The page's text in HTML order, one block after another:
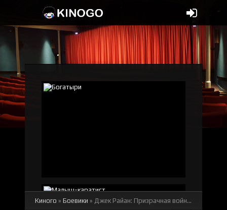
Киного » Боевики » Джек Райан: Призрачная война смотреть